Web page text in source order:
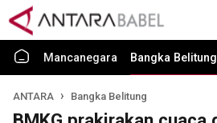
Mancanegara Bangka Belitung
ANTARA Bangka Belitung